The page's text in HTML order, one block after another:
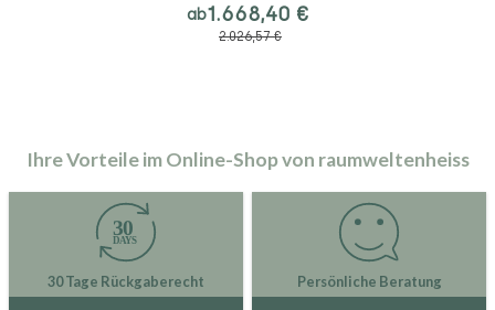
ab1.668,40 €
2.026,57 €
Ihre Vorteile im Online-Shop von raumweltenheiss
30 Tage Rückgaberecht Persönliche Beratung